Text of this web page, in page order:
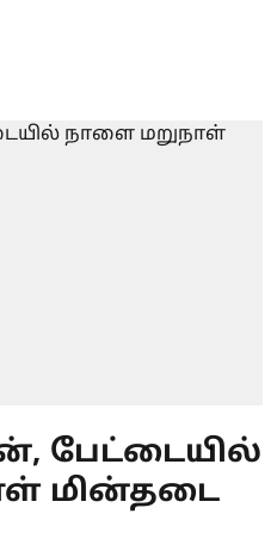
பேட்டையில்
மின்தடை